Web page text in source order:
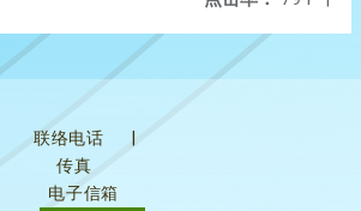
联络电话
传真
电子信箱